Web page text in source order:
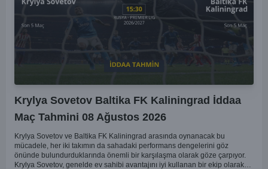
Krylya Sovetov Baltika FK Kaliningrad İddaa
Maç Tahmini 08 Ağustos 2026
Krylya Sovetov ve Baltika FK Kaliningrad arasında oynanacak bu
mücadele, her iki takımın da sahadaki performans dengelerini göz
önünde bulundurduklarında önemli bir karşılaşma olarak göze çarpıyor.
Krylya Sovetov, genelde ev sahibi avantajını iyi kullanan bir ekip olarak